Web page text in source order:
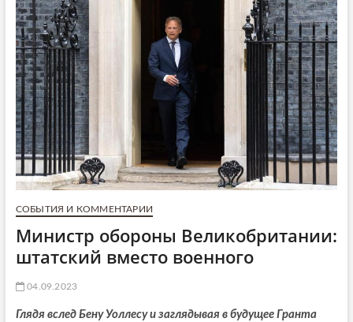
СОБЫТИЯ И КОММЕНТАРИИ
Министр обороны Великобритании:
штатский вместо военного
04.09.2023
Глядя вслед Бену Уоллесу и заглядывая в будущее Гранта